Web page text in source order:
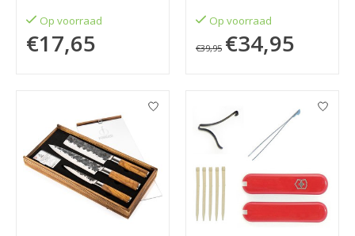
Op voorraad
€17,65
Op voorraad
€39,95 €34,95